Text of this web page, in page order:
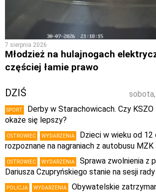
7 sierpnia 2026
Młodzież na hulajnogach
częściej łamie prawo
DZIŚ
SPORT
Derby w Starachowicach. Czy
okaże się lepszy?
OSTROWIEC WYDARZENIA
Dzieci w wieku od 12
rozpoznane na nagraniach z autobusu MZK
OSTROWIEC WYDARZENIA
Sprawa zwolnienia z
Dariusza Czupryńskiego stanie na sesji
POLICJA WYDARZENIA
Obywatelskie